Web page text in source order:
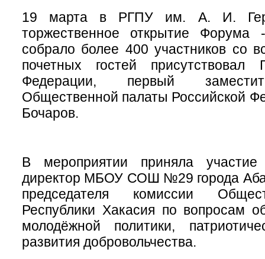
19 марта в РГПУ им. А. И.
торжественное открытие Форума
собрало более 400 участников со
почетных гостей присутствовал
Федерации, первый
Общественной палаты Российской
Бочаров.
В мероприятии приняла
директор МБОУ СОШ №29 города
председателя комиссии
Республики Хакасия по вопросам
молодёжной политики,
развития добровольчества.